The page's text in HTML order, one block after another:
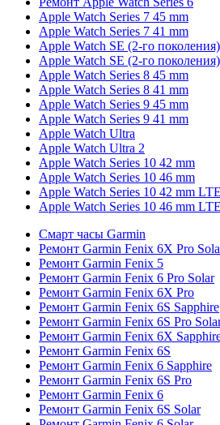
Apple Watch Series 7 45 mm
Apple Watch Series 7 41 mm
Apple Watch SE (2-го
Apple Watch SE (2-го
Apple Watch Series 8 45 mm
Apple Watch Series 8 41 mm
Apple Watch Series 9 45 mm
Apple Watch Series 9 41 mm
Apple Watch Ultra
Apple Watch Ultra 2
Apple Watch Series 10 42 mm
Apple Watch Series 10 46 mm
Apple Watch Series 10 42 mm LTE
Apple Watch Series 10 46 mm LTE
Смарт часы Garmin
Ремонт Garmin Fenix 6X Pro
Ремонт Garmin Fenix 5
Ремонт Garmin Fenix 6 Pro Solar
Ремонт Garmin Fenix 6X Pro
Ремонт Garmin Fenix 6S Sapphire
Ремонт Garmin Fenix 6S Pro
Ремонт Garmin Fenix 6X
Ремонт Garmin Fenix 6S
Ремонт Garmin Fenix 6 Sapphire
Ремонт Garmin Fenix 6S Pro
Ремонт Garmin Fenix 6
Ремонт Garmin Fenix 6S Solar